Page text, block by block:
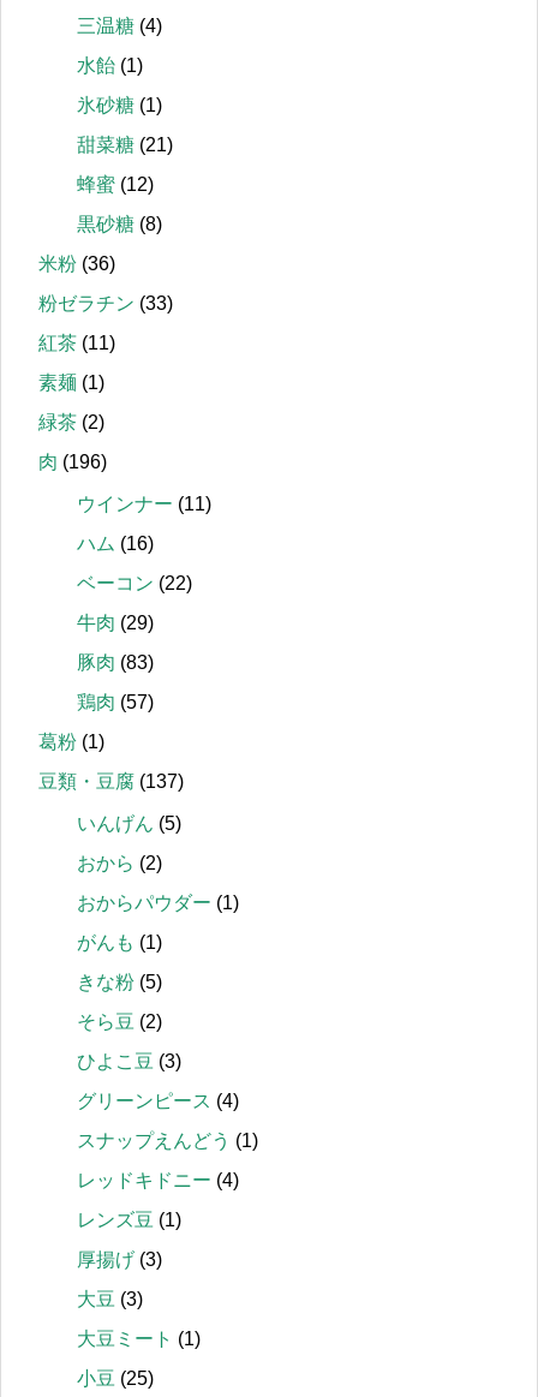
三温糖 (4)
水飴 (1)
氷砂糖 (1)
甜菜糖 (21)
蜂蜜 (12)
黒砂糖 (8)
米粉 (36)
粉ゼラチン (33)
紅茶 (11)
素麺 (1)
緑茶 (2)
肉 (196)
ウインナー (11)
ハム (16)
ベーコン (22)
牛肉 (29)
豚肉 (83)
鶏肉 (57)
葛粉 (1)
豆類・豆腐 (137)
いんげん (5)
おから (2)
おからパウダー (1)
がんも (1)
きな粉 (5)
そら豆 (2)
ひよこ豆 (3)
グリーンピース (4)
スナップえんどう (1)
レッドキドニー (4)
レンズ豆 (1)
厚揚げ (3)
大豆 (3)
大豆ミート (1)
小豆 (25)